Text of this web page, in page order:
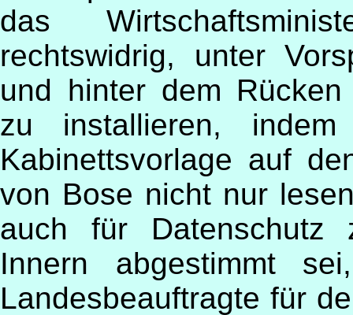
das
rechtswidrig, unter
und hinter dem Rücken
zu installieren,
Kabinettsvorlage auf
von Bose nicht nur
auch für Datenschutz
Innern abgestimmt
Landesbeauftragte für